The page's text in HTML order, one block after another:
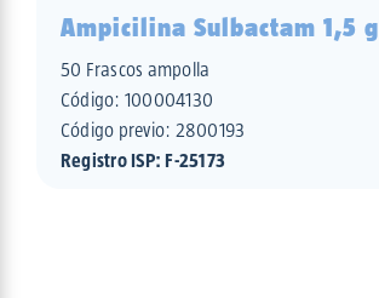
Ampicilina Sulbactam 1,5 g
50 Frascos ampolla
Código: 100004130
Código previo: 2800193
Registro ISP: F-25173